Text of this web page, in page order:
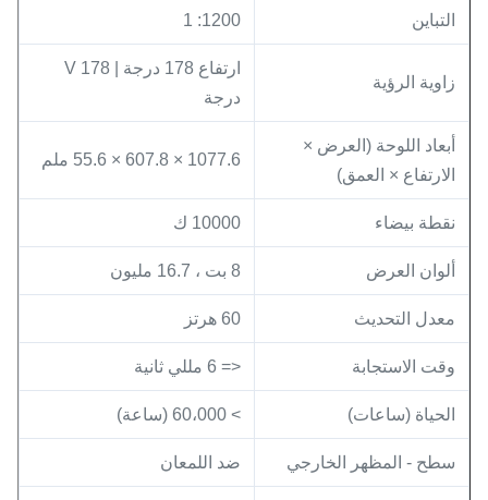
التباين 1200: 1
زاوية الرؤية
ارتفاع 178 درجة | V 178
درجة
أبعاد اللوحة (العرض ×
الارتفاع × العمق)
1077.6 × 607.8 × 55.6 ملم
نقطة بيضاء 10000 ك
ألوان العرض 8 بت ، 16.7 مليون
معدل التحديث 60 هرتز
وقت الاستجابة <= 6 مللي ثانية
الحياة (ساعات) > 60،000 (ساعة)
سطح - المظهر الخارجي ضد اللمعان